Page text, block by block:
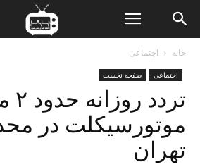
خانه اجتماعی
اجتماعی صفحه نخست
موتورسیکلت در
تهران